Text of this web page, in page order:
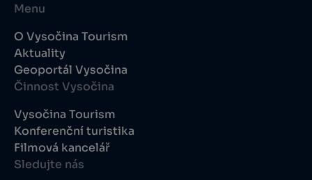
Menu
O Vysočina Tourism
Aktuality
Geoportál Vysočina
Činnost Vysočina
Vysočina Tourism
Konferenční turistika
Filmová kancelář
Sledujte nás